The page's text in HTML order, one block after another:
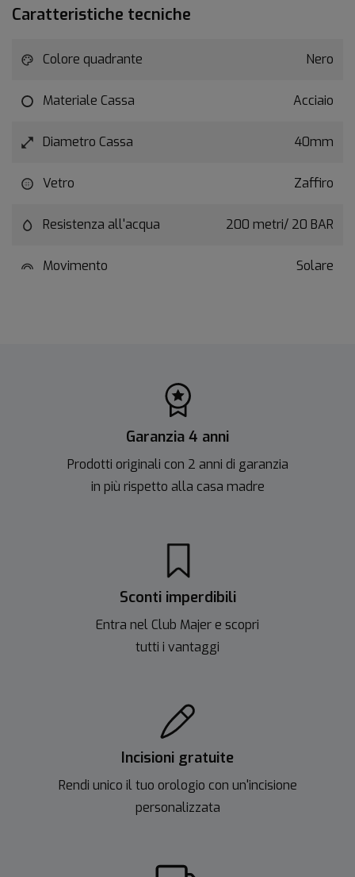
Caratteristiche tecniche
Colore quadrante Nero
Materiale Cassa Acciaio
Diametro Cassa 40mm
Vetro Zaffiro
Resistenza all'acqua 200 metri/ 20 BAR
Movimento Solare
Garanzia 4 anni
Prodotti originali con 2 anni di garanzia
in più rispetto alla casa madre
Sconti imperdibili
Entra nel Club Majer e scopri
tutti i vantaggi
Incisioni gratuite
Rendi unico il tuo orologio con un'incisione
personalizzata